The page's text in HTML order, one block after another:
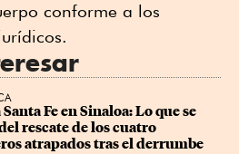
conforme a los
Fe en Sinaloa: Lo que se
rescate de los cuatro
atrapados tras el derrumbe